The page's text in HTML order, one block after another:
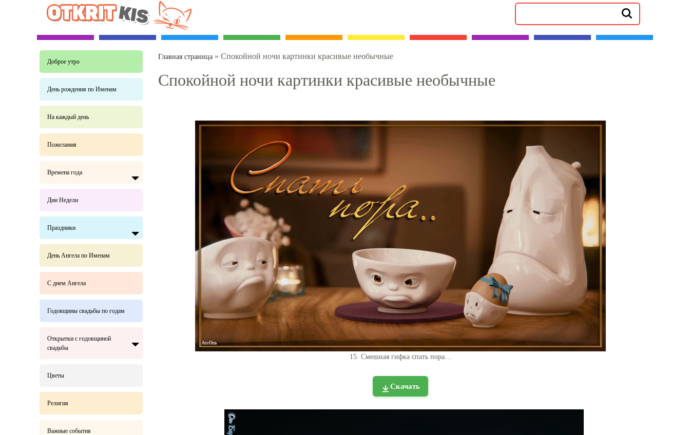
Доброе утро
День рождения по Именам
На каждый день
Пожелания
Времена года
Дни Недели
Праздники
День Ангела по Именам
С днем Ангела
Годовщины свадьбы по годам
Открытки с годовщиной
свадьбы
Цветы
Религия
Важные события
Главная страница » Спокойной ночи картинки красивые необычные
Спокойной ночи картинки красивые необычные
15. Смешная гифка спать пора…
Скачать